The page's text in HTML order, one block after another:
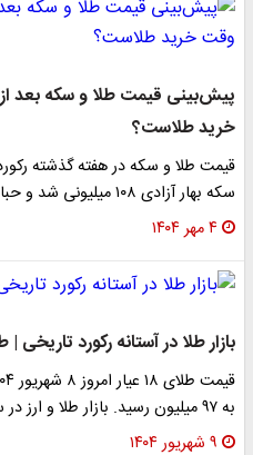
پیش‌بینی قیمت طلا و سکه بعد
خرید طلاست؟
سکه بهار آزادی ۱۰۸ میلیونی شد و حباب به ۱۰.۵ میلیون…
۴ مهر ۱۴۰۴
بازار طلا در آستانه رکورد تاریخی | طلای ۱۸ عیار
به ۹۷ میلیون رسید. بازار طلا و ارز در سقف تاریخی؛…
۹ شهریور ۱۴۰۴